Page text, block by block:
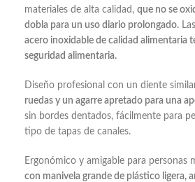
materiales de alta calidad, que no se
dobla para un uso diario prolongado.
acero inoxidable de calidad alimentaria
seguridad alimentaria.
Diseño profesional con un diente
ruedas y un agarre apretado para una
sin bordes dentados, fácilmente para
tipo de tapas de canales.
Ergonómico y amigable para personas
con manivela grande de plástico ligera,